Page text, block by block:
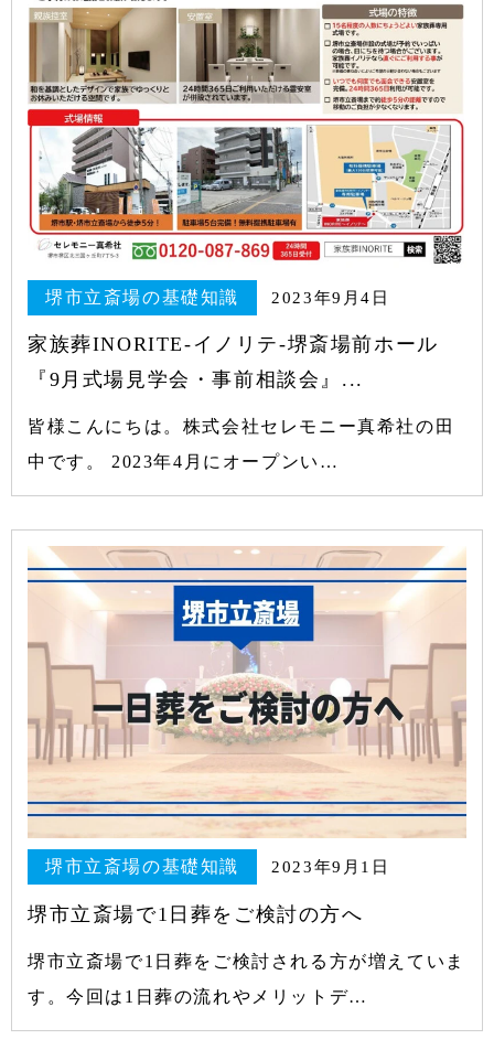
堺市立斎場の基礎知識 2023年9月4日
家族葬INORITE-イノリテ-堺斎場前ホール
『9月式場見学会・事前相談会』...
皆様こんにちは。株式会社セレモニー真希社の田
中です。 2023年4月にオープンい…
堺市立斎場の基礎知識 2023年9月1日
堺市立斎場で1日葬をご検討の方へ
堺市立斎場で1日葬をご検討される方が増えていま
す。今回は1日葬の流れやメリットデ…